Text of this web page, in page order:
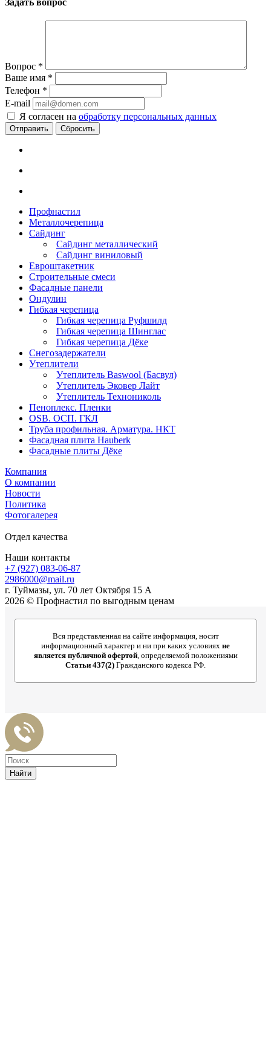
Вопрос *
Ваше имя *
Телефон *
E-mail
Я согласен на обработку персональных данных
Сбросить
Профнастил
Металлочерепица
Сайдинг
Сайдинг металлический
Сайдинг виниловый
Евроштакетник
Строительные смеси
Фасадные панели
Ондулин
Гибкая черепица
Гибкая черепица Руфшилд
Гибкая черепица Шинглас
Гибкая черепица Дёке
Снегозадержатели
Утеплители
Утеплитель Baswool (Басвул)
Утеплитель Эковер Лайт
Утеплитель Технониколь
Пеноплекс. Пленки
OSB. ОСП. ГКЛ
Труба профильная. Арматура. НКТ
Фасадная плита Hauberk
Фасадные плиты Дёке
Компания
О компании
Новости
Политика
Фотогалерея
Отдел качества
Наши контакты
+7 (927) 083-06-87
2986000@mail.ru
г. Туймазы, ул. 70 лет Октября 15 А
2026 © Профнастил по выгодным ценам
Вся представленная на сайте информация, носит
информационный характер и ни при каких условиях не
является публичной офертой, определяемой положениями
Статьи 437(2) Гражданского кодекса РФ.
Найти